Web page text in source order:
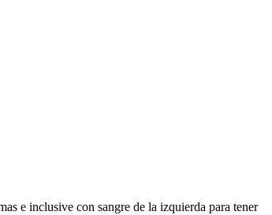
e inclusive con sangre de la izquierda para tener